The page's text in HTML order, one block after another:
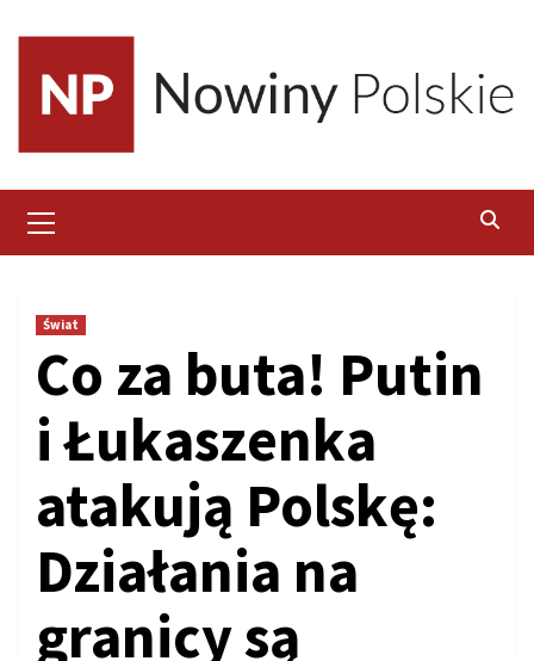
content
Menu
Świat
Co za buta! Putin
i Łukaszenka
atakują Polskę:
Działania na
granicy są